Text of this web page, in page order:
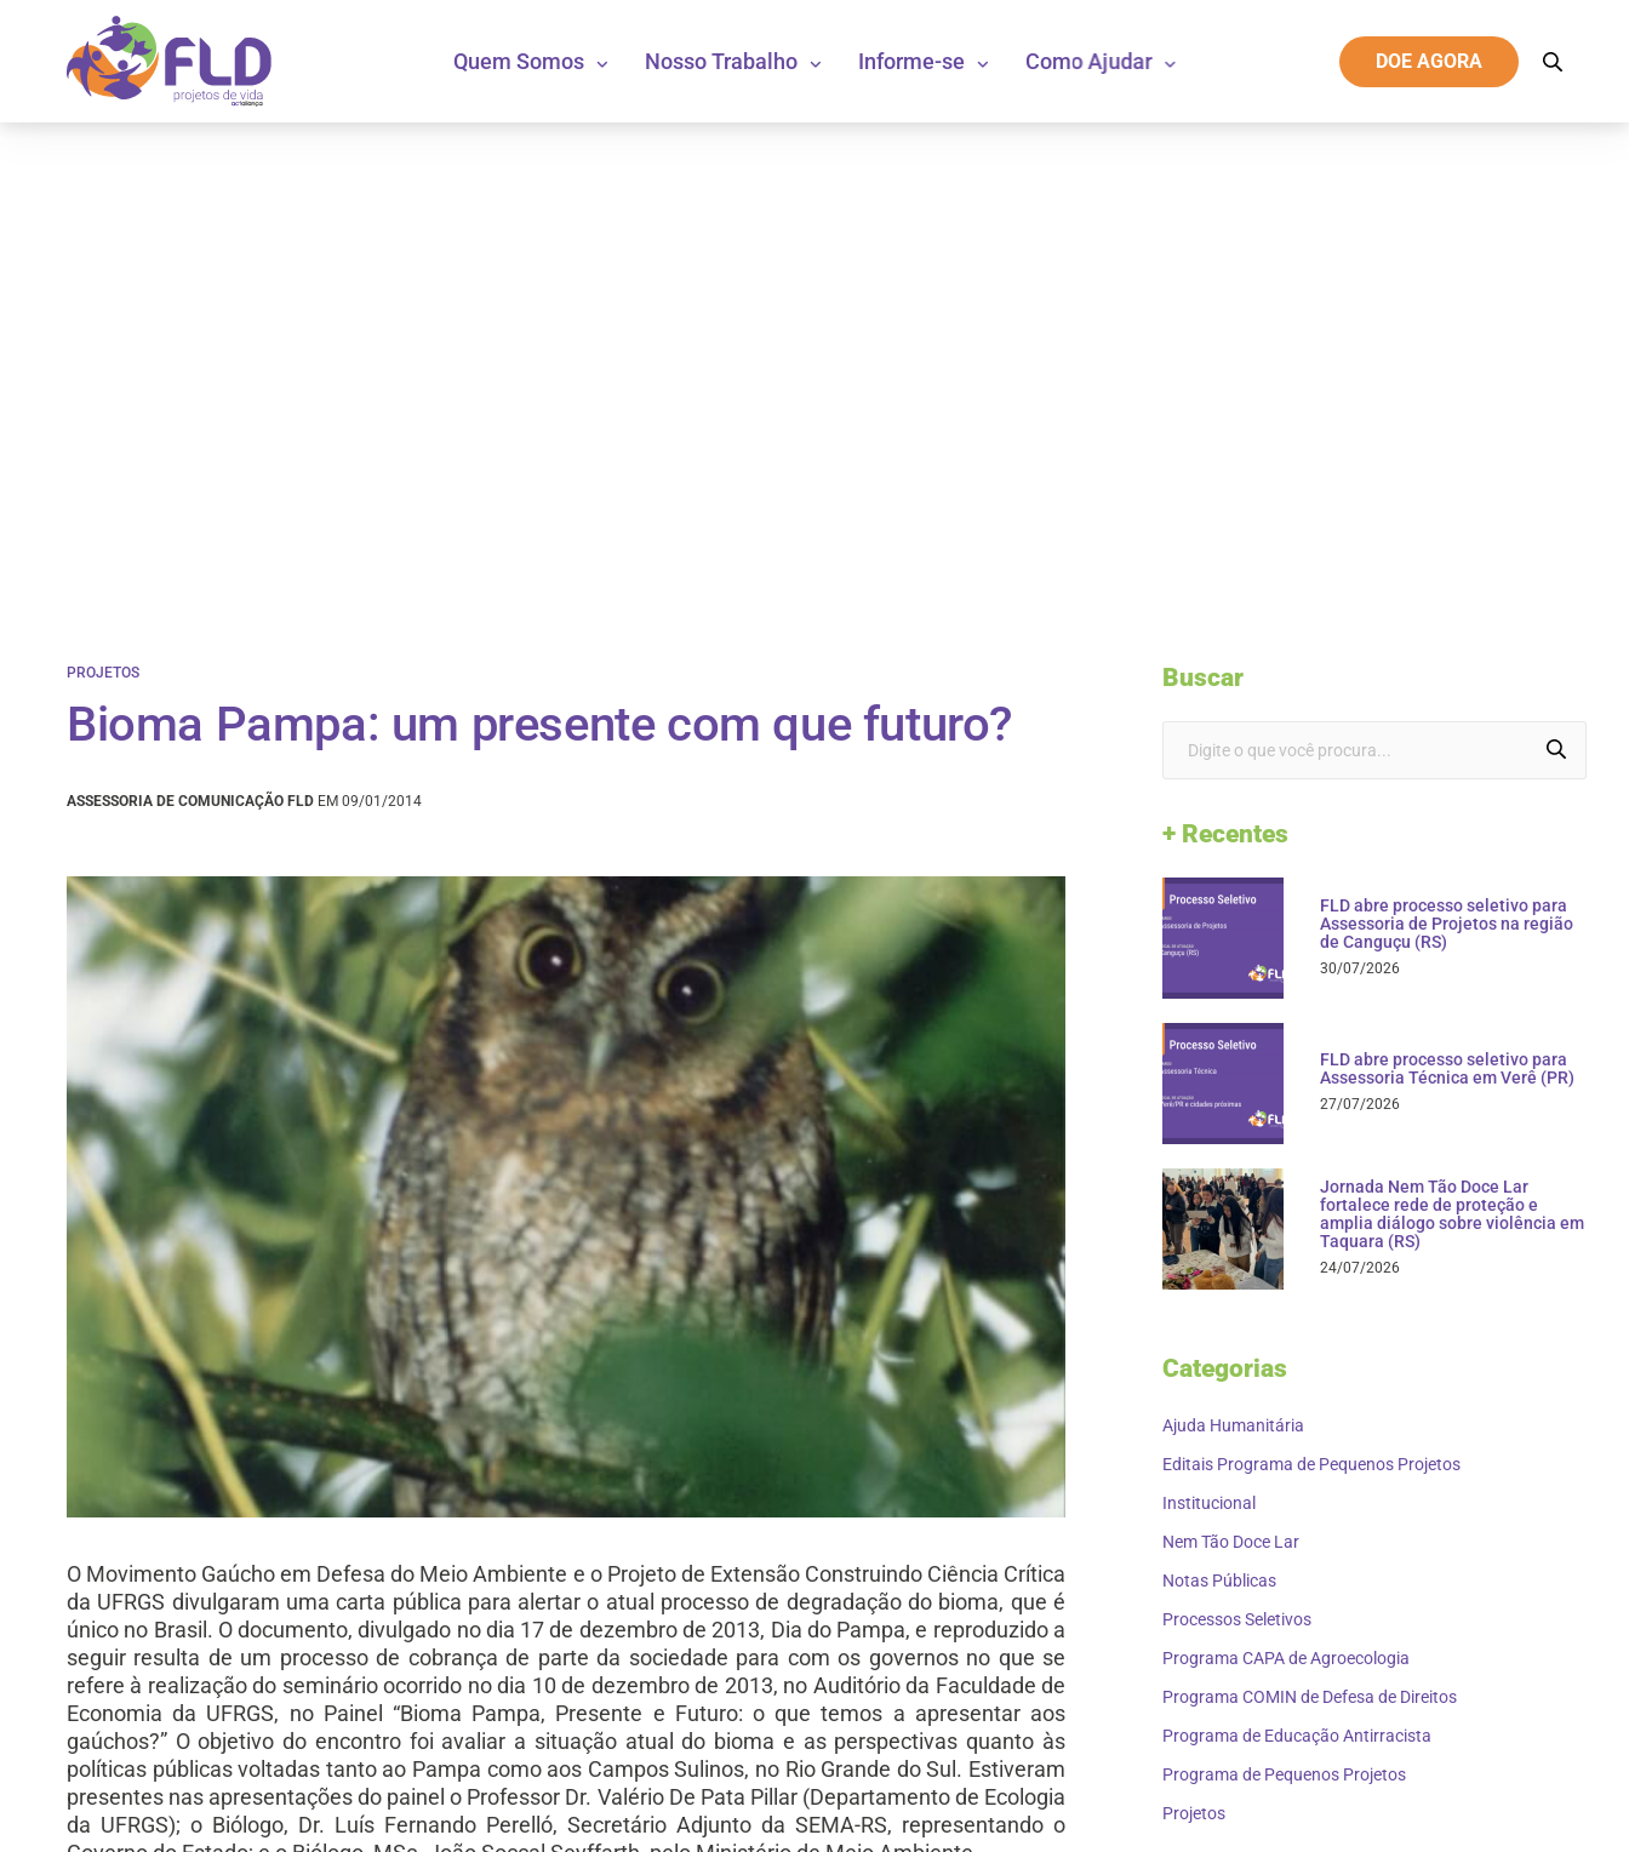
Quem Somos Nosso Trabalho Informe-se Como Ajudar DOE AGORA
PROJETOS
Bioma Pampa: um presente com que futuro?
ASSESSORIA DE COMUNICAÇÃO FLD EM 09/01/2014
O Movimento Gaúcho em Defesa do Meio Ambiente e o Projeto de Extensão Construindo Ciência Crítica
da UFRGS divulgaram uma carta pública para alertar o atual processo de degradação do bioma, que é
único no Brasil. O documento, divulgado no dia 17 de dezembro de 2013, Dia do Pampa, e reproduzido a
seguir resulta de um processo de cobrança de parte da sociedade para com os governos no que se
refere à realização do seminário ocorrido no dia 10 de dezembro de 2013, no Auditório da Faculdade de
Economia da UFRGS, no Painel “Bioma Pampa, Presente e Futuro: o que temos a apresentar aos
gaúchos?” O objetivo do encontro foi avaliar a situação atual do bioma e as perspectivas quanto às
políticas públicas voltadas tanto ao Pampa como aos Campos Sulinos, no Rio Grande do Sul. Estiveram
presentes nas apresentações do painel o Professor Dr. Valério De Pata Pillar (Departamento de Ecologia
da UFRGS); o Biólogo, Dr. Luís Fernando Perelló, Secretário Adjunto da SEMA-RS, representando o
Buscar
+ Recentes
FLD abre processo seletivo para
Assessoria de Projetos na região
de Canguçu (RS)
30/07/2026
FLD abre processo seletivo para
Assessoria Técnica em Verê (PR)
27/07/2026
Jornada Nem Tão Doce Lar
fortalece rede de proteção e
amplia diálogo sobre violência em
Taquara (RS)
24/07/2026
Categorias
Ajuda Humanitária
Editais Programa de Pequenos Projetos
Institucional
Nem Tão Doce Lar
Notas Públicas
Processos Seletivos
Programa CAPA de Agroecologia
Programa COMIN de Defesa de Direitos
Programa de Educação Antirracista
Programa de Pequenos Projetos
Projetos